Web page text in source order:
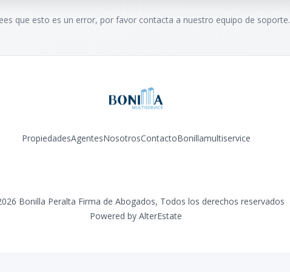
que esto es un error, por favor contacta a nuestro equipo de soporte.
PropiedadesAgentesNosotrosContactoBonillamultiservice
Bonilla Peralta Firma de Abogados, Todos los derechos reservados
Powered by AlterEstate